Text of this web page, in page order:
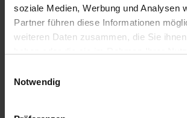
soziale Medien, Werbung und Analysen
Partner führen diese Informationen
weiteren Daten zusammen, die Sie
Cookies, wenn Sie unsere Webseite
Notwendig
Hallo,
vielen Dank für dein Feedback und deine
tut uns sehr leid zu hören, dass du mit
unseren Servicepartner " Firma Walzer".
schauen sich deinen Fall gerne genauer